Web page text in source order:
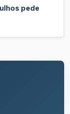
pede